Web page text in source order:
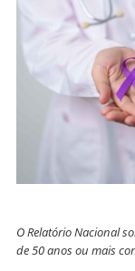
O Relatório Nacional
de 50 anos ou mais